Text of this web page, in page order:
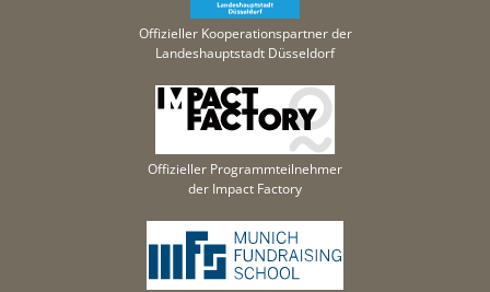
Offizieller Kooperationspartner der
Landeshauptstadt Düsseldorf
Offizieller Programmteilnehmer
der Impact Factory